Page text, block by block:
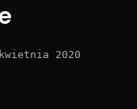
2020